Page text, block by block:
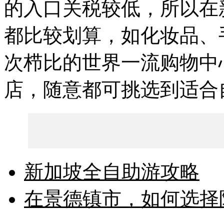
的入口关税较低，所以
都比较划算，如化妆品
次栉比的世界一流购物
店，随意都可挑选到适
新加坡全自助游攻略
在景德镇市，如何选